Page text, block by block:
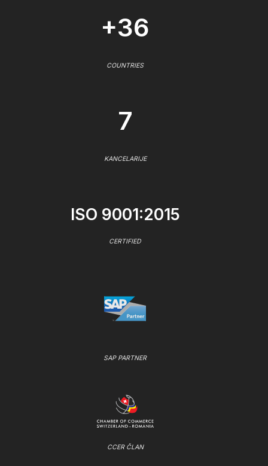
+36
COUNTRIES
7
KANCELARIJE
ISO 9001:2015
CERTIFIED
SAP PARTNER
CCER ČLAN